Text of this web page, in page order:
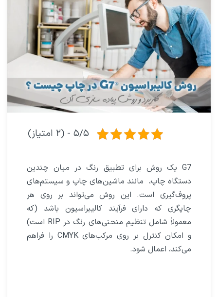
۵/۵ - (۲ امتیاز)
G7 یک روش برای تطبیق رنگ در میان چندین
دستگاه چاپ، مانند ماشین‌های چاپ و سیستم‌های
پروف‌گیری است. این روش می‌تواند بر روی هر
چاپگری که دارای فرآیند کالیبراسیون باشد (که
معمولاً شامل تنظیم منحنی‌های رنگ در RIP است)
و امکان کنترل بر روی مرکب‌های CMYK را فراهم
می‌کند، اعمال شود.